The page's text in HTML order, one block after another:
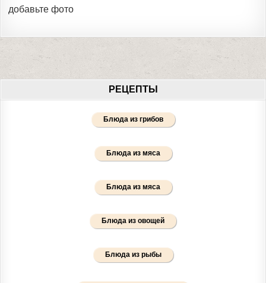
добавьте фото
РЕЦЕПТЫ
Блюда из грибов
Блюда из мяса
Блюда из мяса
Блюда из овощей
Блюда из рыбы